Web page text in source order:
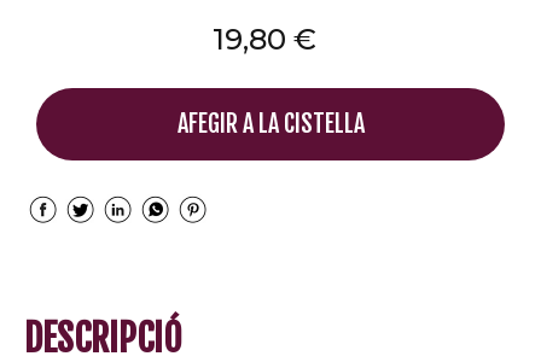
19,80 €
AFEGIR A LA CISTELLA
DESCRIPCIÓ